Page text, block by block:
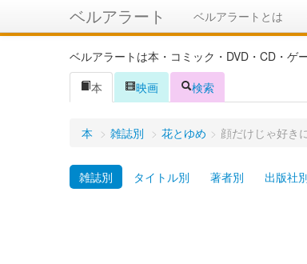
ベルアラート ベルアラートとは
ベルアラートは本・コミック・DVD・CD・ゲ
本
映画 検索
本 > 雑誌別 > 花とゆめ > 顔だけじゃ好き
雑誌別 タイトル別 著者別 出版社